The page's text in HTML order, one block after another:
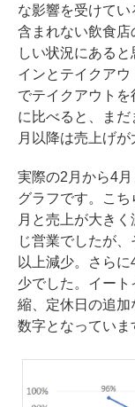
な影響を受けて
含まれない飲食
しい状況にある
インとテイクアウ
でテイクアウト
に比べると、ま
月以降は売上げが
実際の2月から4
グラフです。こ
月と売上が大き
じ営業でしたが
以上減少。さら
少でした。イー
縮、定休日の追
数字となっていま